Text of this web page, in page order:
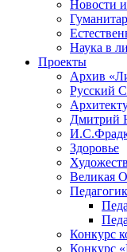
Новости
Наука в
Проекты
Архив
Русский
Дмитрий
Здоровье
Великая
Конкурс
Конкурс